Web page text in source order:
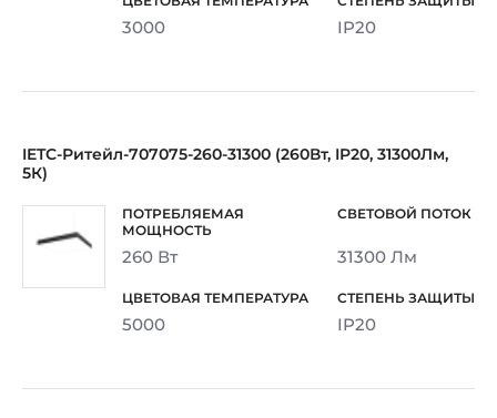
3000 IP20
IETC-Ритейл-707075-260-31300 (260Вт, IP20, 31300Лм,
5К)
260 Вт 31300 Лм
5000 IP20